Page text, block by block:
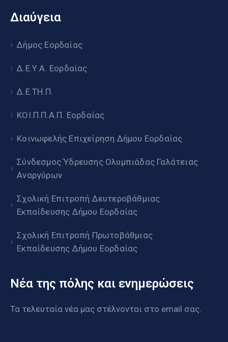
Διαύγεια
Δήμος Εορδαίας
Δ.Ε.Υ.Α. Εορδαίας
Δ.Ε.ΤΗ.Π.
ΚΟΙ.Π.Π.Α.Π. Εορδαίας
Κοινωφελής Επιχείρηση Δήμου Εορδαίας
Σύνδεσμος Ύδρευσης Ολυμπιάδας Γαλάτειας
Αναργύρων
Σχολική Επιτροπή Δευτεροβάθμιας
Εκπαίδευσης Δήμου Εορδαίας
Σχολική Επιτροπή Πρωτοβάθμιας
Εκπαίδευσης Δήμου Εορδαίας
Νέα της πόλης και ενημερώσεις
Τα τελευταία νέα μας στέλνονται στο email σας.